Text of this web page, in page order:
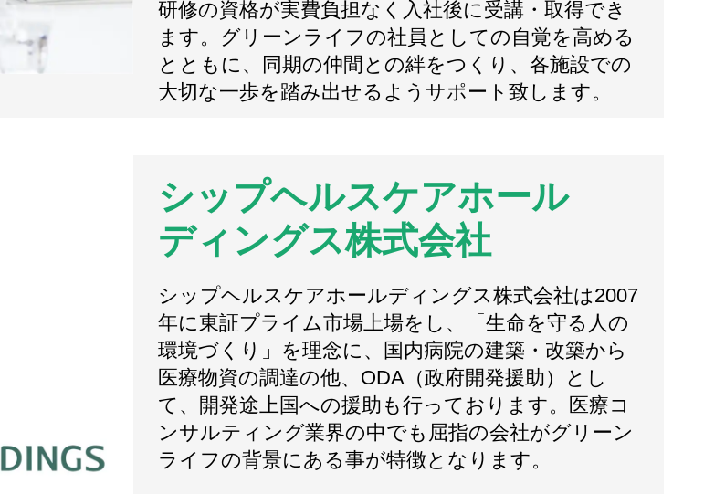
研修の資格が実費負担なく入社後に受講・取得でき
ます。グリーンライフの社員としての自覚を高める
とともに、同期の仲間との絆をつくり、各施設での
大切な一歩を踏み出せるようサポート致します。
シップヘルスケアホール
ディングス株式会社
シップヘルスケアホールディングス株式会社は2007
年に東証プライム市場上場をし、「生命を守る人の
環境づくり」を理念に、国内病院の建築・改築から
医療物資の調達の他、ODA（政府開発援助）とし
て、開発途上国への援助も行っております。医療コ
ンサルティング業界の中でも屈指の会社がグリーン
ライフの背景にある事が特徴となります。